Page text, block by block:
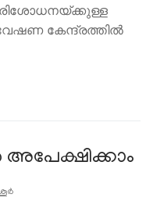
കേന്ദ്രത്തില്‍
അപേക്ഷിക്കാം